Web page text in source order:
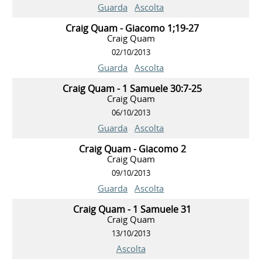
Guarda Ascolta
Craig Quam - Giacomo 1;19-27
Craig Quam
02/10/2013
Guarda Ascolta
Craig Quam - 1 Samuele 30:7-25
Craig Quam
06/10/2013
Guarda Ascolta
Craig Quam - Giacomo 2
Craig Quam
09/10/2013
Guarda Ascolta
Craig Quam - 1 Samuele 31
Craig Quam
13/10/2013
Ascolta